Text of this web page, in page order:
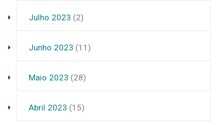
Julho 2023 (2)
Junho 2023 (11)
Maio 2023 (28)
Abril 2023 (15)